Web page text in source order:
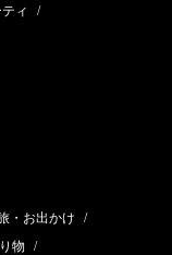
ィ /
・お出かけ /
物 /